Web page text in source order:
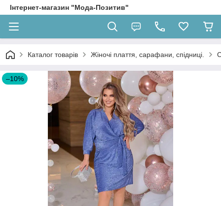
Інтернет-магазин "Мода-Позитив"
Каталог товарів Жіночі плаття, сарафани, спідниці.
–10%